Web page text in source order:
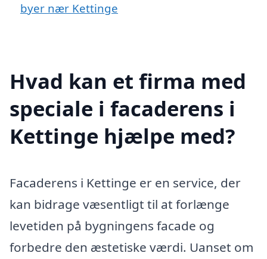
byer nær Kettinge
Hvad kan et firma med
speciale i facaderens i
Kettinge hjælpe med?
Facaderens i Kettinge er en service, der
kan bidrage væsentligt til at forlænge
levetiden på bygningens facade og
forbedre den æstetiske værdi. Uanset om